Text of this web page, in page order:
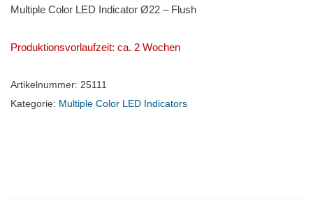
Multiple Color LED Indicator Ø22 – Flush
Produktionsvorlaufzeit: ca. 2 Wochen
Artikelnummer: 25111
Kategorie: Multiple Color LED Indicators